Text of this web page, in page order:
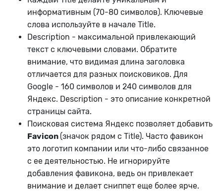
информативным (70-80 символов). Ключевые
слова используйте в начале Title.
Description - максимальной привлекающий
текст с ключевыми словами. Обратите
внимание, что видимая длина заголовка
отличается для разных поисковиков. Для
Google - 160 символов и 240 символов для
Яндекс. Description - это описание конкретной
страницы сайта.
Поисковая система Яндекс позволяет добавить
Favicon (значок рядом с Title). Часто фавикон
это логотип компании или что-либо связанное
с ее деятельностью. Не игнорируйте
добавления фавикона, ведь он привлекает
внимание и делает сниппет еще более ярче.